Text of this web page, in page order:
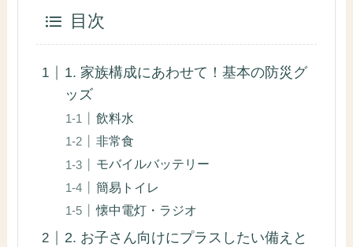
目次
1. 家族構成にあわせて！基本の防災グ
ッズ
飲料水
非常食
モバイルバッテリー
簡易トイレ
懐中電灯・ラジオ
2. お子さん向けにプラスしたい備えと